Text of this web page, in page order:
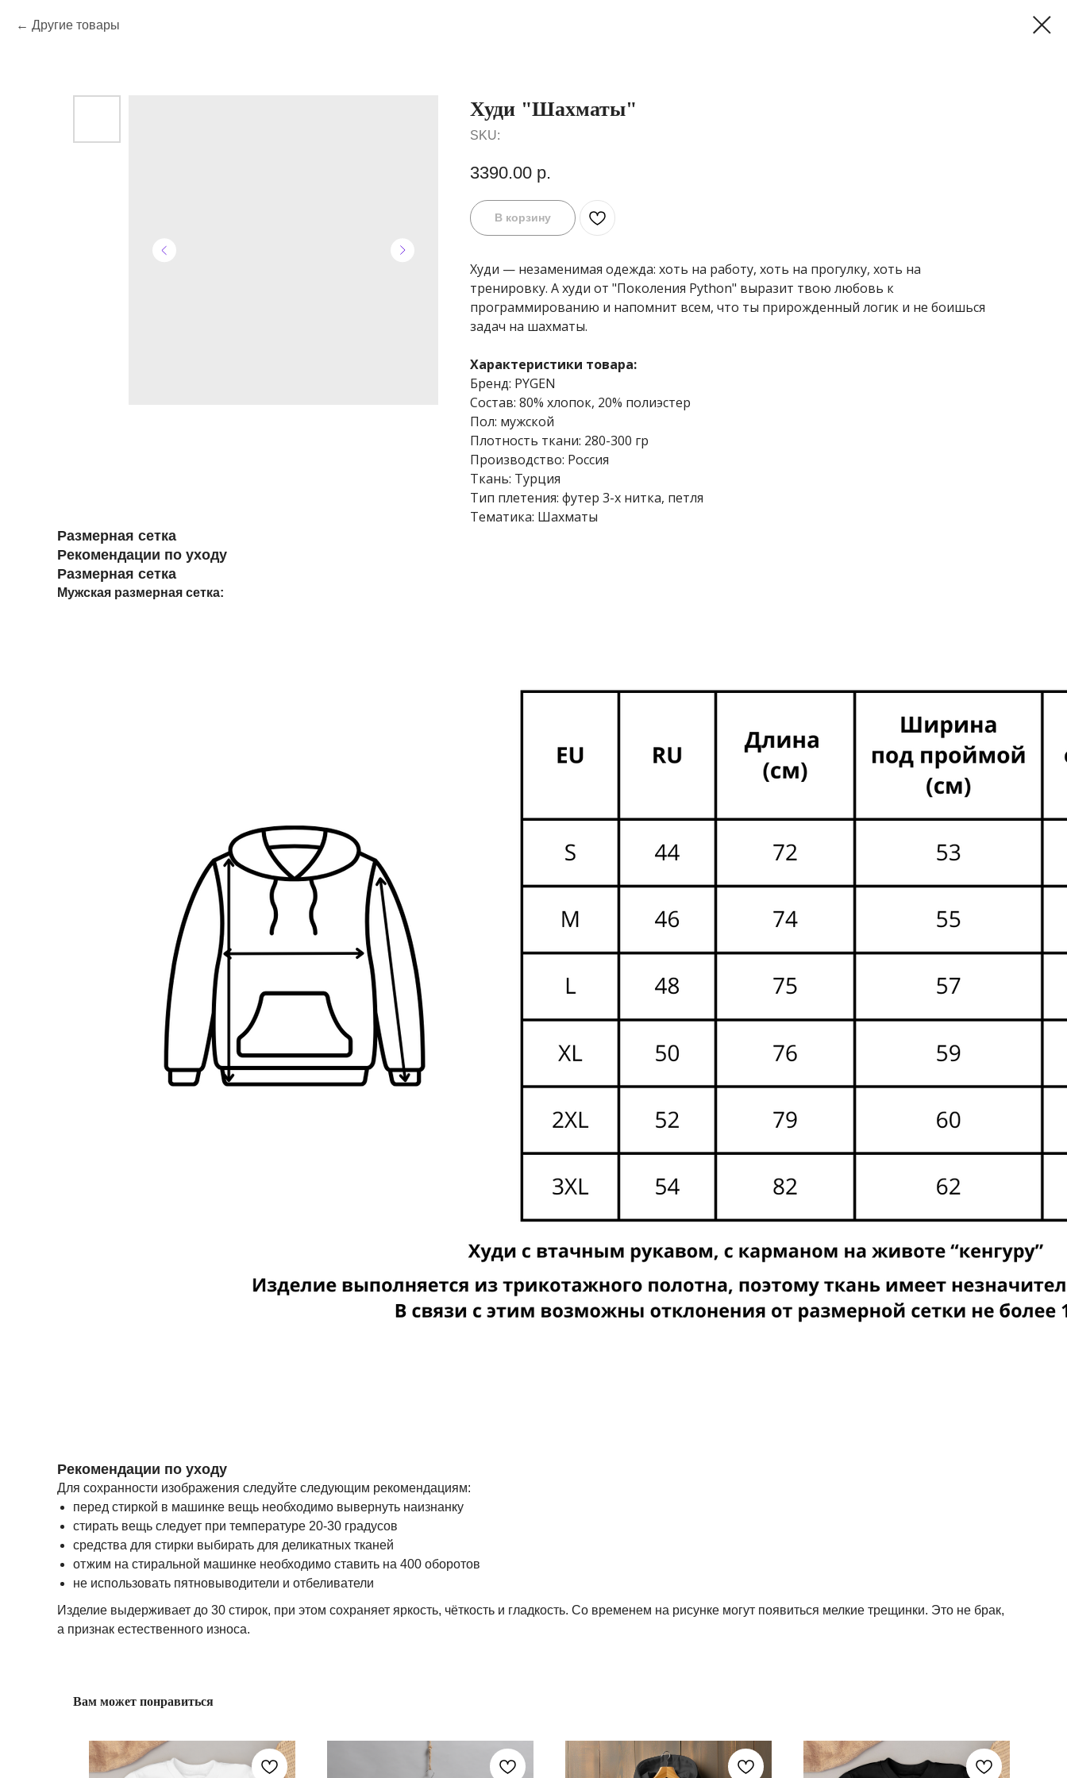
Другие товары
Худи "Шахматы"
SKU:
3390.00 р.
В корзину
Худи — незаменимая одежда: хоть на работу, хоть на прогулку, хоть на
тренировку. А худи от "Поколения Python" выразит твою любовь к
программированию и напомнит всем, что ты прирожденный логик и не боишься
задач на шахматы.
Характеристики товара:
Бренд: PYGEN
Состав: 80% хлопок, 20% полиэстер
Пол: мужской
Плотность ткани: 280-300 гр
Производство: Россия
Ткань: Турция
Тип плетения: футер 3-х нитка, петля
Тематика: Шахматы
Размерная сетка
Рекомендации по уходу
Размерная сетка
Мужская размерная сетка:
Рекомендации по уходу
Для сохранности изображения следуйте следующим рекомендациям:
перед стиркой в машинке вещь необходимо вывернуть наизнанку
стирать вещь следует при температуре 20-30 градусов
средства для стирки выбирать для деликатных тканей
отжим на стиральной машинке необходимо ставить на 400 оборотов
не использовать пятновыводители и отбеливатели
Изделие выдерживает до 30 стирок, при этом сохраняет яркость, чёткость и гладкость. Со временем на рисунке могут появиться мелкие трещинки. Это не брак,
а признак естественного износа.
Вам может понравиться